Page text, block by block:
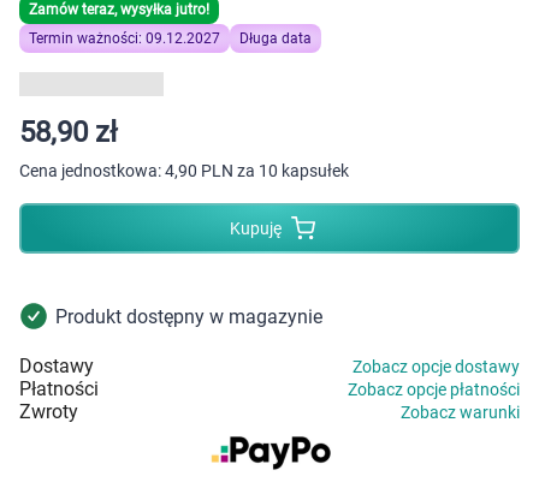
Kobieta w ciąży i mama
Dziecko
Zabawki
Zamów teraz, wysyłka jutro!
Termin ważności: 09.12.2027
Długa data
58,90 zł
Cena jednostkowa:4,90 PLN za 10 kapsułek
Kupuję
Produkt dostępny w magazynie
Dostawy Zobacz opcje dostawy
Płatności Zobacz opcje płatności
Zwroty Zobacz warunki